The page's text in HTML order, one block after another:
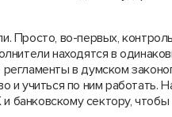
Просто, во-первых,
находятся в
в думском
и учиться по ним работать.
банковскому сектору,